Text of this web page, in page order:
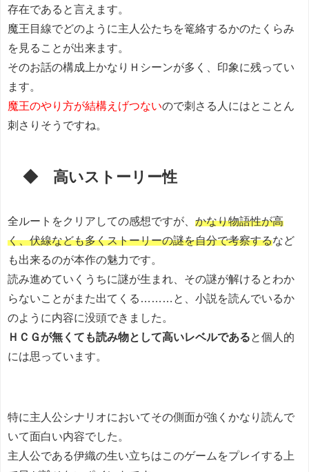
存在であると言えます。
魔王目線でどのように主人公たちを篭絡するかのたくらみ
を見ることが出来ます。
そのお話の構成上かなりＨシーンが多く、印象に残ってい
ます。
魔王のやり方が結構えげつないので刺さる人にはとことん
刺さりそうですね。
◆ 高いストーリー性
全ルートをクリアしての感想ですが、 かなり物語性が高
く、伏線なども多くストーリーの謎を自分で考察するなど
も出来るのが本作の魅力です。
読み進めていくうちに謎が生まれ、その謎が解けるとわか
らないことがまた出てくる………と、小説を読んでいるか
のように内容に没頭できました。
ＨＣＧが無くても読み物として高いレベルであると個人的
には思っています。
特に主人公シナリオにおいてその側面が強くかなり読んで
いて面白い内容でした。
主人公である伊織の生い立ちはこのゲームをプレイする上